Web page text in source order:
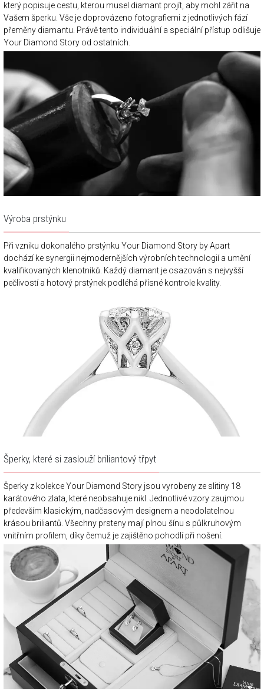
který popisuje cestu, kterou musel diamant projít, aby mohl zářit na
Vašem šperku. Vše je doprovázeno fotografiemi z jednotlivých fází
přeměny diamantu. Právě tento individuální a speciální přístup odlišuje
Your Diamond Story od ostatních.
Výroba prstýnku
Při vzniku dokonalého prstýnku Your Diamond Story by Apart
dochází ke synergii nejmodernějších výrobních technologií a umění
kvalifikovaných klenotníků. Každý diamant je osazován s nejvyšší
pečlivostí a hotový prstýnek podléhá přísné kontrole kvality.
Šperky, které si zaslouží briliantový třpyt
Šperky z kolekce Your Diamond Story jsou vyrobeny ze slitiny 18
karátového zlata, které neobsahuje nikl. Jednotlivé vzory zaujmou
především klasickým, nadčasovým designem a neodolatelnou
krásou briliantů. Všechny prsteny mají plnou šínu s půlkruhovým
vnitřním profilem, díky čemuž je zajištěno pohodlí při nošení.